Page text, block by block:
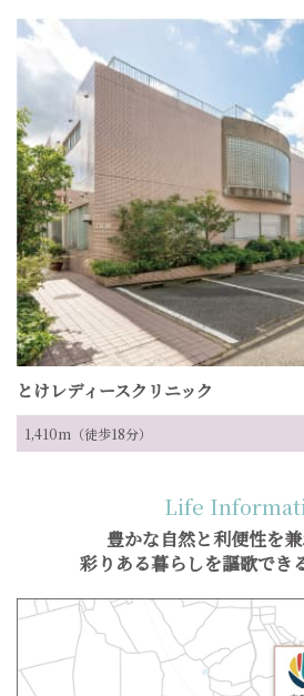
とけレディースクリニック
1,410m（徒歩18分）
Life
豊かな自然と利便性を兼
彩りある暮らしを謳歌でき